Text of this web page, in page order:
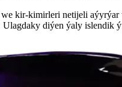
kir-kimirleri netijeli
Ulagdaky diýen ýaly islendik